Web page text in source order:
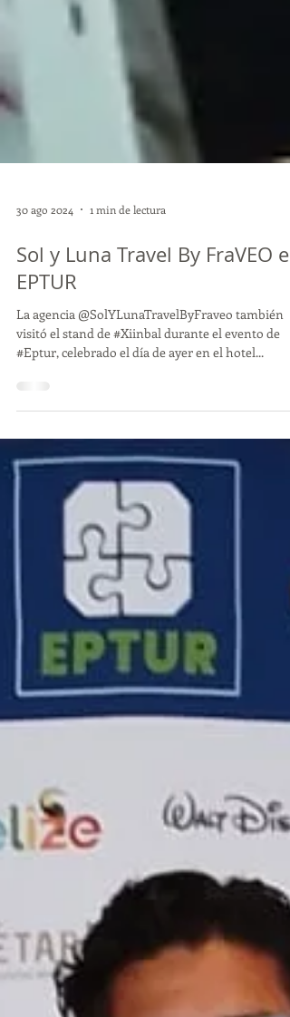
30 ago 2024 1 min de lectura
Sol y Luna Travel By FraVEO en
EPTUR
La agencia @SolYLunaTravelByFraveo también